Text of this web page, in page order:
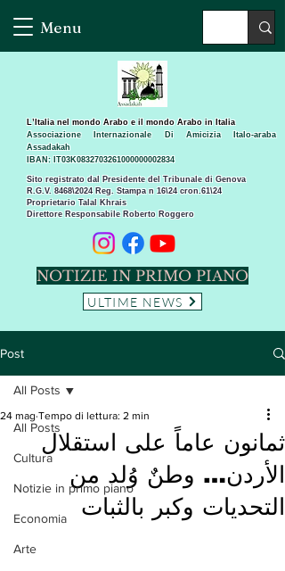
Menu
Sito registrato dal Presidente del Tribunale di Genova
R.G.V. 8468\2024 Reg. Stampa n 16\24 cron.61\24 ​
Proprietario Talal Khrais
Direttore Responsabile Roberto Roggero
L’Italia nel mondo Arabo e il mondo Arabo in Italia
Associazione Internazionale Di Amicizia Italo-araba
Assadakah
IBAN: IT03K0832703261000000002834
NOTIZIE IN PRIMO PIANO
ULTIME NEWS
Post
All Posts
Cultura
Notizie in primo piano
Economia
Arte
All Posts
ثمانون عاماً على استقلال
الأردن… وطنٌ وُلد من
التحديات وكبر بالثبات
24 mag Tempo di lettura: 2 min